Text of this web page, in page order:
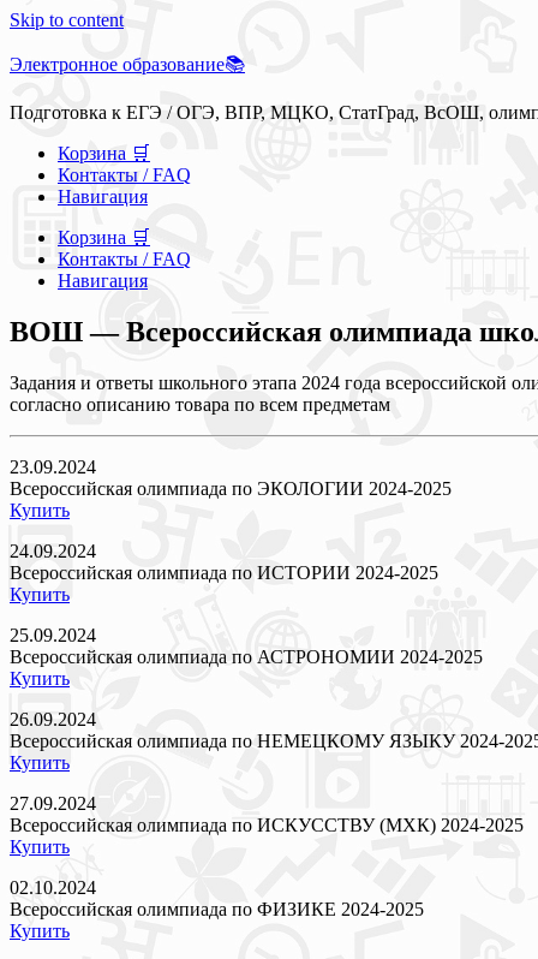
Skip to content
Электронное образование📚
Подготовка к ЕГЭ / ОГЭ, ВПР, МЦКО, СтатГрад, ВсОШ,
Корзина 🛒
Контакты / FAQ
Навигация
Корзина 🛒
Контакты / FAQ
Навигация
ВОШ — Всероссийская олимпиада
Задания и ответы школьного этапа 2024 года
согласно описанию товара по всем предметам
23.09.2024
Всероссийская олимпиада по ЭКОЛОГИИ 2024-2025
Купить
24.09.2024
Всероссийская олимпиада по ИСТОРИИ 2024-2025
Купить
25.09.2024
Всероссийская олимпиада по АСТРОНОМИИ 2024-2025
Купить
26.09.2024
Всероссийская олимпиада по НЕМЕЦКОМУ ЯЗЫКУ 2024-
Купить
27.09.2024
Всероссийская олимпиада по ИСКУССТВУ (МХК) 2024-2025
Купить
02.10.2024
Всероссийская олимпиада по ФИЗИКЕ 2024-2025
Купить